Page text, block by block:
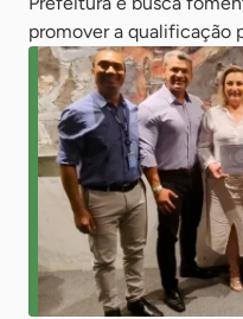
promover a qualificação